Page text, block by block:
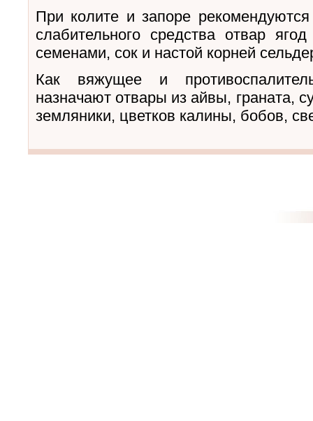
При колите и запоре
слабительного средства отвар
семенами, сок и настой корней
Как вяжущее и
назначают отвары из айвы, граната,
земляники, цветков калины, бобов,